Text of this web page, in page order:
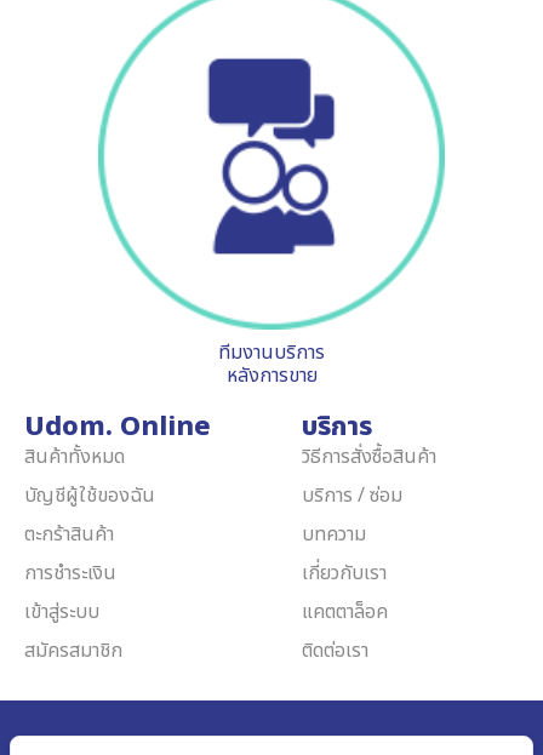
ทีมงานบริการ
หลังการขาย
Udom. Online
สินค้าทั้งหมด
บัญชีผู้ใช้ของฉัน
ตะกร้าสินค้า
การชำระเงิน
เข้าสู่ระบบ
สมัครสมาชิก
บริการ
วิธีการสั่งซื้อสินค้า
บริการ / ซ่อม
บทความ
เกี่ยวกับเรา
แคตตาล็อค
ติดต่อเรา